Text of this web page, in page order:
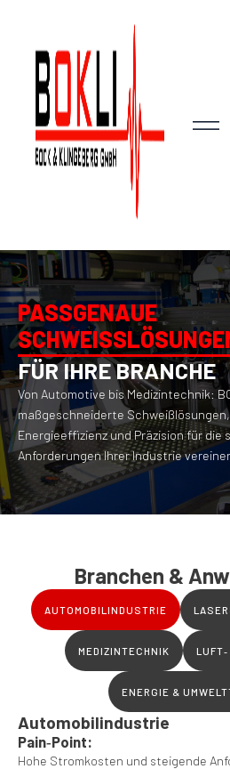
PASSGENAUE
SCHWEISSLÖSUNGEN
FÜR IHRE BRANCHE
Von Automotive bis Medizintechnik:
maßgeschneiderte
Energieeffizienz und Präzision für die
Anforderungen Ihrer Industrie
Branchen &
AUTOMOBILINDUSTRIE
MEDIZINTECHNIK LUFT‑
ENERGIE &
Automobilindustrie
Pain‑Point:
Hohe Stromkosten und steigende